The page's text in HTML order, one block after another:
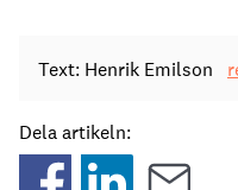
Text: Henrik Emilson
Dela artikeln: